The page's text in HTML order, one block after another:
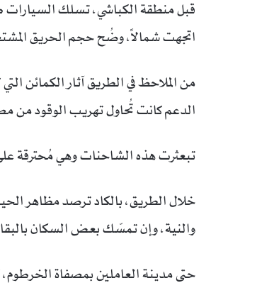
قبل منطقة الكباشي، تسلك السيارات
اتجهت شمالاً، وضُح حجم الحريق المشتعل
من الملاحظ في الطريق آثار
الدعم كانت تُحاول تهريب الوقود من
تبعثرت هذه الشاحنات وهي مُحترقة
خلال الطريق، بالكاد ترصد مظاهر
والنية، وإن تمسّك بعض السكان
حتى مدينة العاملين بمصفاة